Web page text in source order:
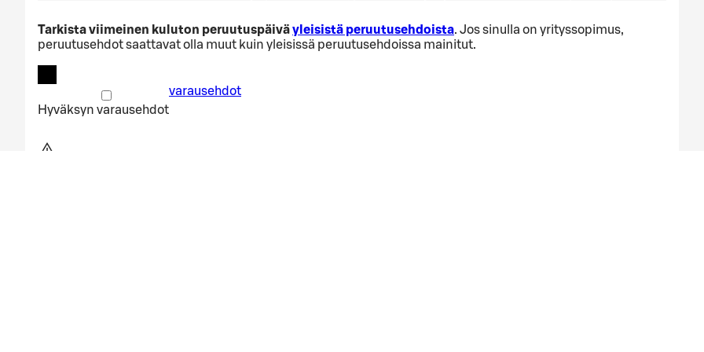
Tarkista viimeinen kuluton peruutuspäiväyleisistä peruutusehdoista. Jos sinulla on yrityssopimus,
peruutusehdot saattavat olla muut kuin yleisissä peruutusehdoissa mainitut.
Hyväksyn varausehdot
varausehdot